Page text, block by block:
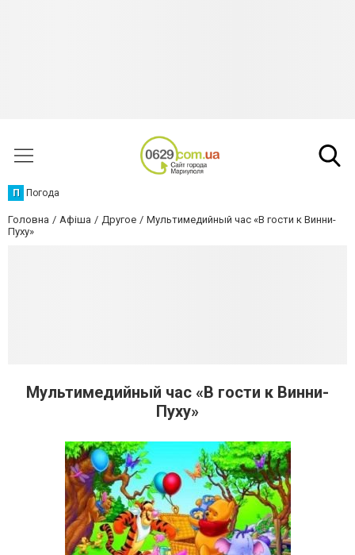
П Погода
Головна Афіша Другое
Мультимедийный час «В гости к Винни-
Пуху»
Мультимедийный час «В гости к Винни-
Пуху»